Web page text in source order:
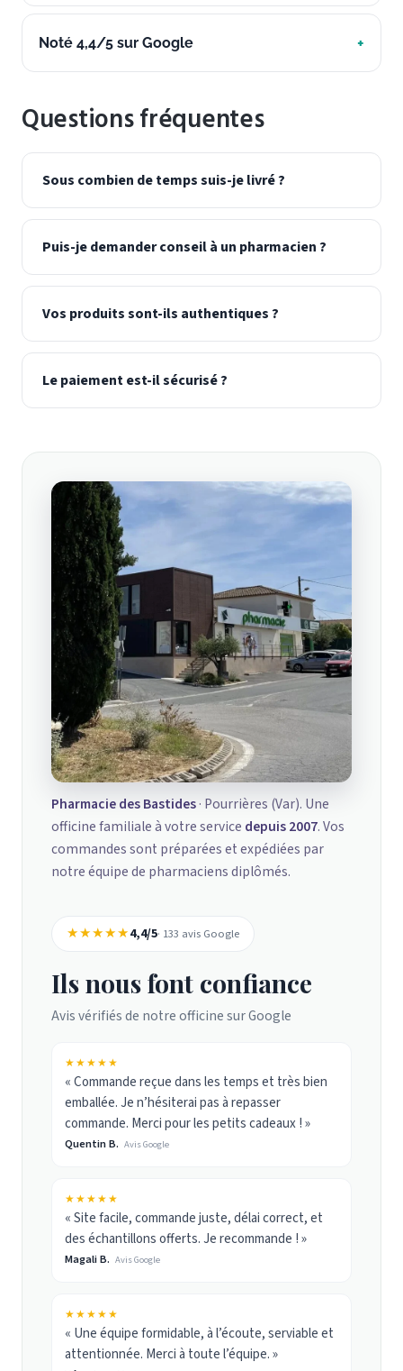
Noté 4,4/5 sur Google
Questions fréquentes
Sous combien de temps suis-je livré ?
Puis-je demander conseil à un pharmacien ?
Vos produits sont-ils authentiques ?
Le paiement est-il sécurisé ?
Pharmacie des Bastides· Pourrières (Var). Une
officine familiale à votre service depuis 2007. Vos
commandes sont préparées et expédiées par
notre équipe de pharmaciens diplômés.
★★★★★4,4/5· 133 avis Google
Ils nous font confiance
Avis vérifiés de notre officine sur Google
★★★★★
« Commande reçue dans les temps et très bien
emballée. Je n’hésiterai pas à repasser
commande. Merci pour les petits cadeaux ! »
Quentin B. Avis Google
★★★★★
« Site facile, commande juste, délai correct, et
des échantillons offerts. Je recommande ! »
Magali B. Avis Google
★★★★★
« Une équipe formidable, à l’écoute, serviable et
attentionnée. Merci à toute l’équipe. »